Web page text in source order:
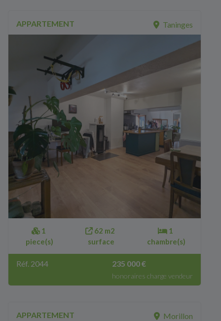
APPARTEMENT Taninges
1
piece(s)
62 m2
surface
1
chambre(s)
Réf. 2044 235 000 €
honoraires charge vendeur
APPARTEMENT Morillon